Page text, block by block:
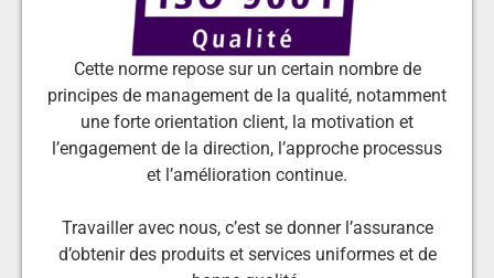
Cette norme repose sur un certain nombre de
principes de management de la qualité, notamment
une forte orientation client, la motivation et
l’engagement de la direction, l’approche processus
et l’amélioration continue.
Travailler avec nous, c’est se donner l’assurance
d’obtenir des produits et services uniformes et de